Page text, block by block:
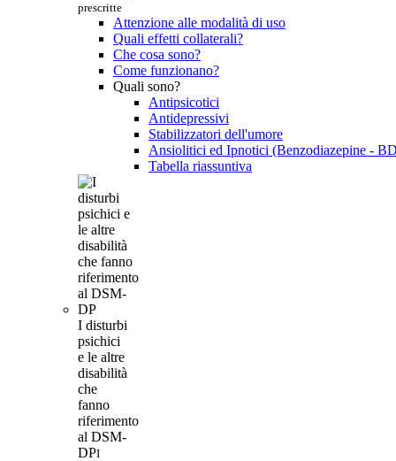
prescritte
Attenzione alle modalità di uso
Quali effetti collaterali?
Che cosa sono?
Come funzionano?
Quali sono?
Antipsicotici
Antidepressivi
Stabilizzatori dell'umore
Ansiolitici ed Ipnotici (Benzodiazepine -
Tabella riassuntiva
I disturbi
psichici
e le altre
disabilità
che
fanno
riferimento
al DSM-
DPI